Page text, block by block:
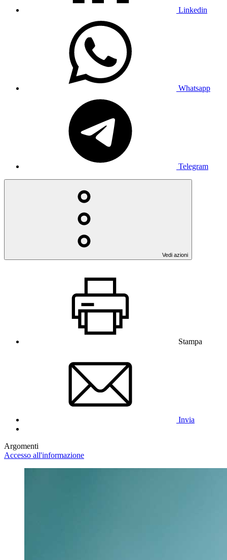
Linkedin
Whatsapp
Telegram
Vedi azioni
Stampa
Invia
Argomenti
Accesso all'informazione